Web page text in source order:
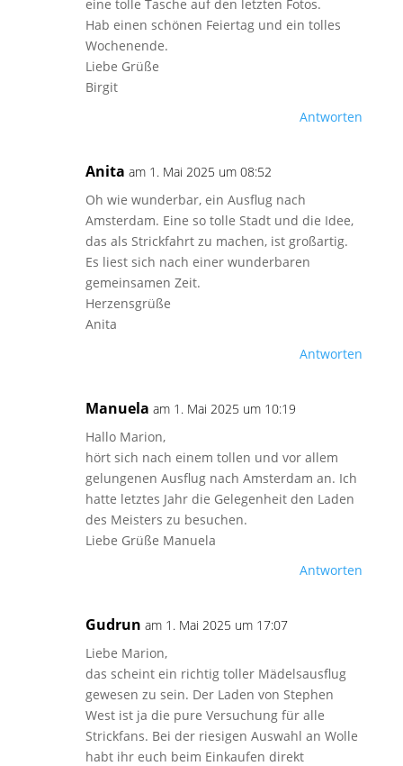
eine tolle Tasche auf den letzten Fotos.
Hab einen schönen Feiertag und ein tolles
Wochenende.
Liebe Grüße
Birgit
Antworten
Anita am 1. Mai 2025 um 08:52
Oh wie wunderbar, ein Ausflug nach
Amsterdam. Eine so tolle Stadt und die Idee,
das als Strickfahrt zu machen, ist großartig.
Es liest sich nach einer wunderbaren
gemeinsamen Zeit.
Herzensgrüße
Anita
Antworten
Manuela am 1. Mai 2025 um 10:19
Hallo Marion,
hört sich nach einem tollen und vor allem
gelungenen Ausflug nach Amsterdam an. Ich
hatte letztes Jahr die Gelegenheit den Laden
des Meisters zu besuchen.
Liebe Grüße Manuela
Antworten
Gudrun am 1. Mai 2025 um 17:07
Liebe Marion,
das scheint ein richtig toller Mädelsausflug
gewesen zu sein. Der Laden von Stephen
West ist ja die pure Versuchung für alle
Strickfans. Bei der riesigen Auswahl an Wolle
habt ihr euch beim Einkaufen direkt